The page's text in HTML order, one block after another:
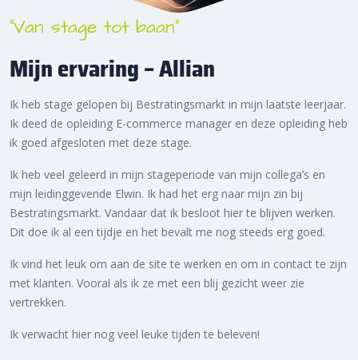
“Van stage tot baan”
Mijn ervaring – Allian
Ik heb stage gelopen bij Bestratingsmarkt in mijn laatste leerjaar.
Ik deed de opleiding E-commerce manager en deze opleiding heb
ik goed afgesloten met deze stage.
Ik heb veel geleerd in mijn stageperiode van mijn collega’s en
mijn leidinggevende Elwin. Ik had het erg naar mijn zin bij
Bestratingsmarkt. Vandaar dat ik besloot hier te blijven werken.
Dit doe ik al een tijdje en het bevalt me nog steeds erg goed.
Ik vind het leuk om aan de site te werken en om in contact te zijn
met klanten. Vooral als ik ze met een blij gezicht weer zie
vertrekken.
Ik verwacht hier nog veel leuke tijden te beleven!